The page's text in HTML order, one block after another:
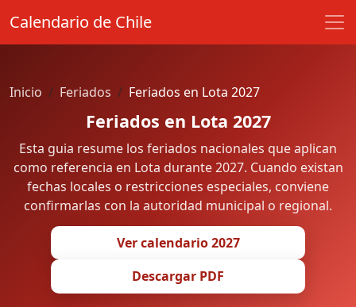
Calendario de Chile
Inicio Feriados Feriados en Lota 2027
Feriados en Lota 2027
Esta guia resume los feriados nacionales que aplican
como referencia en Lota durante 2027. Cuando existan
fechas locales o restricciones especiales, conviene
confirmarlas con la autoridad municipal o regional.
Ver calendario 2027
Descargar PDF